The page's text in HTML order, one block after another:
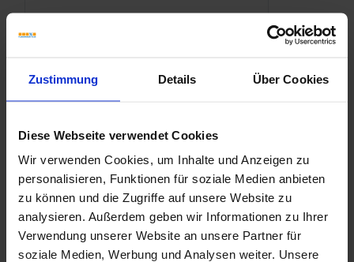
Zustimmung Details Über Cookies
Diese Webseite verwendet Cookies
Wir verwenden Cookies, um Inhalte und Anzeigen zu
personalisieren, Funktionen für soziale Medien anbieten
zu können und die Zugriffe auf unsere Website zu
analysieren. Außerdem geben wir Informationen zu Ihrer
Verwendung unserer Website an unsere Partner für
soziale Medien, Werbung und Analysen weiter. Unsere